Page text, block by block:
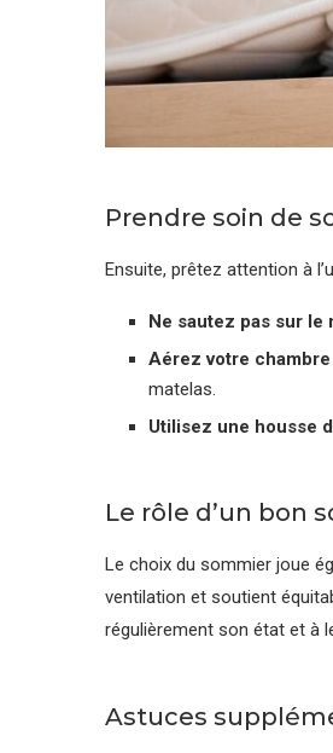
Prendre soin de
Ensuite, prêtez attention à
Ne sautez pas sur le
Aérez votre
matelas.
Utilisez une housse
Le rôle d’un bon
Le choix du sommier joue
ventilation et soutient
régulièrement son état et à
Astuces